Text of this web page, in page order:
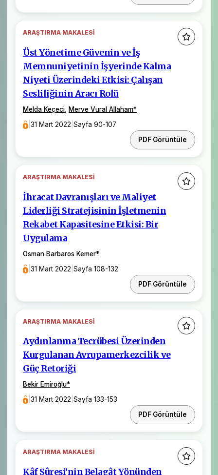
ARAŞTIRMA MAKALESI
Üst Yönetime Güvenin ve İş
Memnuniyetinin İşyerinde Kalma
Niyeti Üzerindeki Etkisi: Çalışan
Sesliliğinin Aracı Rolü
Melda Keçeci Merve Vural Allaham*
|31 Mart 2022 |Sayfa 90-107
PDF Görüntüle
ARAŞTIRMA MAKALESI
İhracat Davranışları ve Maliyet
Liderliği Stratejisinin İşletmenin
Rekabet Kapasitesine Etkisi: Bir
Uygulama
Osman Barbaros Kemer*
|31 Mart 2022 |Sayfa 108-132
PDF Görüntüle
ARAŞTIRMA MAKALESI
Aydınlanma Tecrübesi Üzerinden
Kurgulanan Avrupamerkezcilik ve
Güç Retoriği
Bekir Emiroğlu*
|31 Mart 2022 |Sayfa 133-153
PDF Görüntüle
ARAŞTIRMA MAKALESI
Kâf Sûresi’nin Belagât Yönünden